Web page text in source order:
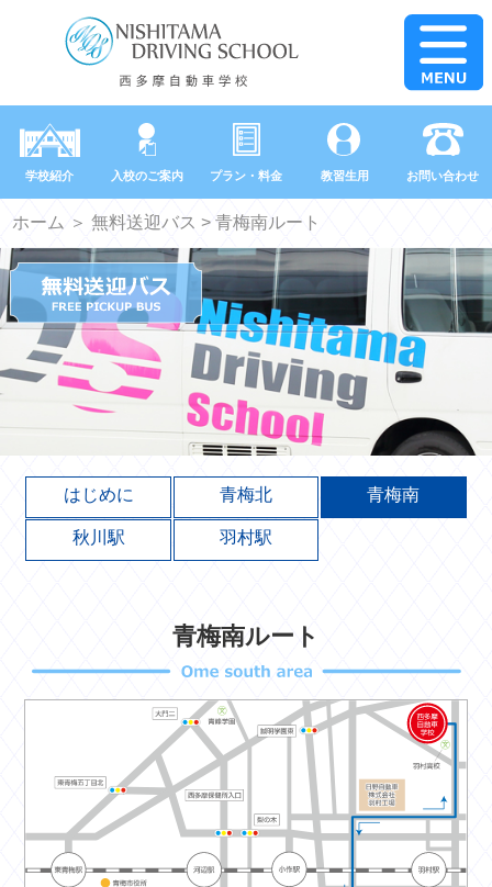
学校紹介 入校のご案内 プラン・料金 教習生用 お問い合わせ
ホーム ＞無料送迎バス > 青梅南ルート
はじめに 青梅北 青梅南
秋川駅 羽村駅
青梅南ルート